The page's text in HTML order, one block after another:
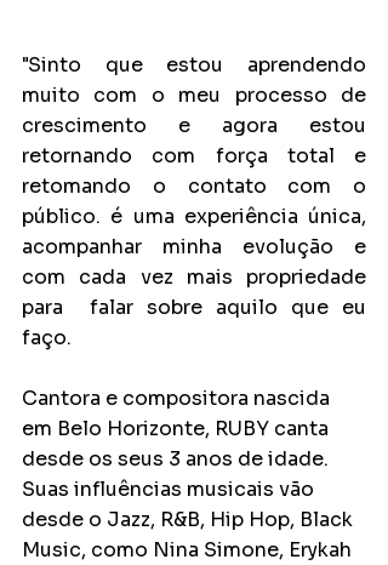
"Sinto que estou aprendendo
muito com o meu processo de
crescimento e agora estou
retornando com força total e
retomando o contato com o
público. é uma experiência única,
acompanhar minha evolução e
com cada vez mais propriedade
para  falar sobre aquilo que eu
faço.
Cantora e compositora nascida
em Belo Horizonte, RUBY canta
desde os seus 3 anos de idade.
Suas influências musicais vão
desde o Jazz, R&B, Hip Hop, Black
Music, como Nina Simone, Erykah